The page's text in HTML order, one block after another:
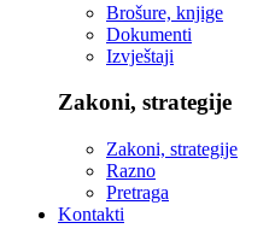
Brošure, knjige
Dokumenti
Izvještaji
Zakoni, strategije
Zakoni, strategije
Razno
Pretraga
Kontakti